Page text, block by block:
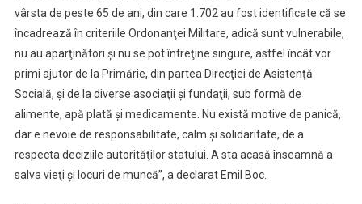
vârsta de peste 65 de ani, din care 1.702 au fost identificate că se
încadrează în criteriile Ordonanţei Militare, adică sunt vulnerabile,
nu au aparţinători şi nu se pot întreţine singure, astfel încât vor
primi ajutor de la Primărie, din partea Direcţiei de Asistenţă
Socială, şi de la diverse asociaţii şi fundaţii, sub formă de
alimente, apă plată şi medicamente. Nu există motive de panică,
dar e nevoie de responsabilitate, calm şi solidaritate, de a
respecta deciziile autorităţilor statului. A sta acasă înseamnă a
salva vieţi şi locuri de muncă”, a declarat Emil Boc.